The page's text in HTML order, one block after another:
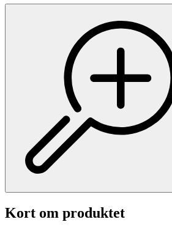
Kort om produktet